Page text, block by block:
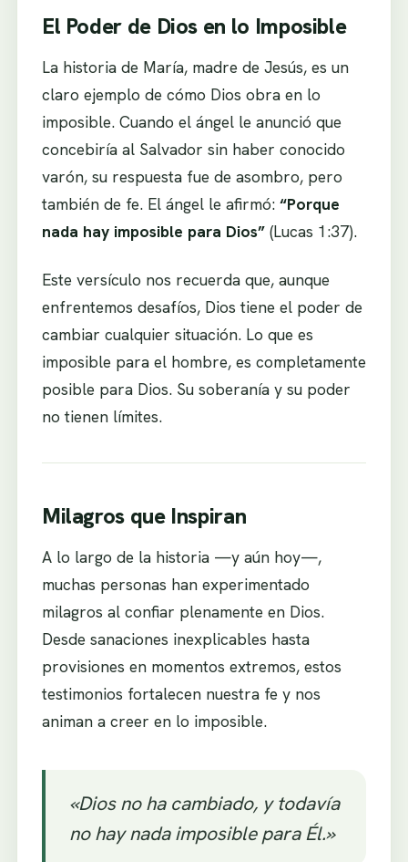
El Poder de Dios en lo Imposible
La historia de María, madre de Jesús, es un
claro ejemplo de cómo Dios obra en lo
imposible. Cuando el ángel le anunció que
concebiría al Salvador sin haber conocido
varón, su respuesta fue de asombro, pero
también de fe. El ángel le afirmó: “Porque
nada hay imposible para Dios”(Lucas 1:37).
Este versículo nos recuerda que, aunque
enfrentemos desafíos, Dios tiene el poder de
cambiar cualquier situación. Lo que es
imposible para el hombre, es completamente
posible para Dios. Su soberanía y su poder
no tienen límites.
Milagros que Inspiran
A lo largo de la historia —y aún hoy—,
muchas personas han experimentado
milagros al confiar plenamente en Dios.
Desde sanaciones inexplicables hasta
provisiones en momentos extremos, estos
testimonios fortalecen nuestra fe y nos
animan a creer en lo imposible.
«Dios no ha cambiado, y todavía
no hay nada imposible para Él.»